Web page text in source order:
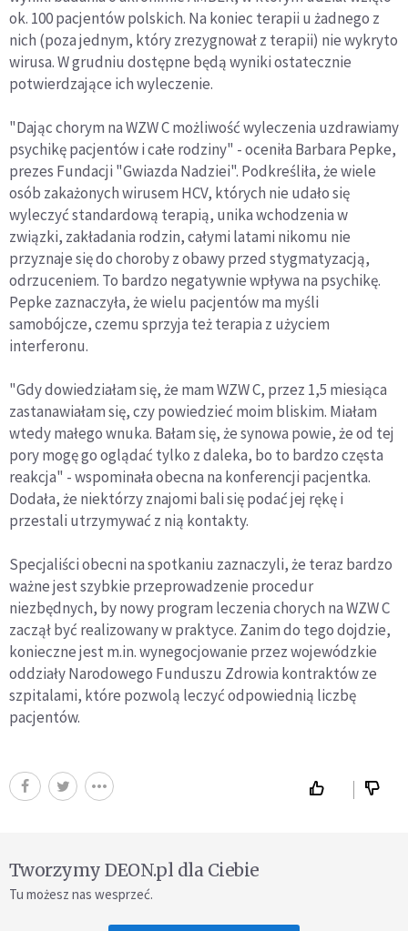
ok. 100 pacjentów polskich. Na koniec terapii u żadnego z
nich (poza jednym, który zrezygnował z terapii) nie wykryto
wirusa. W grudniu dostępne będą wyniki ostatecznie
potwierdzające ich wyleczenie.
"Dając chorym na WZW C możliwość wyleczenia uzdrawiamy
psychikę pacjentów i całe rodziny" - oceniła Barbara Pepke,
prezes Fundacji "Gwiazda Nadziei". Podkreśliła, że wiele
osób zakażonych wirusem HCV, których nie udało się
wyleczyć standardową terapią, unika wchodzenia w
związki, zakładania rodzin, całymi latami nikomu nie
przyznaje się do choroby z obawy przed stygmatyzacją,
odrzuceniem. To bardzo negatywnie wpływa na psychikę.
Pepke zaznaczyła, że wielu pacjentów ma myśli
samobójcze, czemu sprzyja też terapia z użyciem
interferonu.
"Gdy dowiedziałam się, że mam WZW C, przez 1,5 miesiąca
zastanawiałam się, czy powiedzieć moim bliskim. Miałam
wtedy małego wnuka. Bałam się, że synowa powie, że od tej
pory mogę go oglądać tylko z daleka, bo to bardzo częsta
reakcja" - wspominała obecna na konferencji pacjentka.
Dodała, że niektórzy znajomi bali się podać jej rękę i
przestali utrzymywać z nią kontakty.
Specjaliści obecni na spotkaniu zaznaczyli, że teraz bardzo
ważne jest szybkie przeprowadzenie procedur
niezbędnych, by nowy program leczenia chorych na WZW C
zaczął być realizowany w praktyce. Zanim do tego dojdzie,
konieczne jest m.in. wynegocjowanie przez wojewódzkie
oddziały Narodowego Funduszu Zdrowia kontraktów ze
szpitalami, które pozwolą leczyć odpowiednią liczbę
pacjentów.
Tworzymy DEON.pl dla Ciebie
Tu możesz nas wesprzeć.